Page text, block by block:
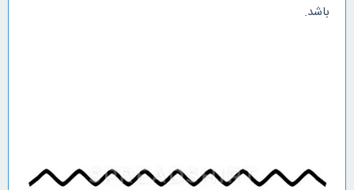
باشد.